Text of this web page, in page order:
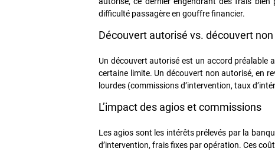
difficulté passagère en gouffre financier.
Découvert autorisé vs. découvert
Un découvert autorisé est un accord préalable
certaine limite. Un découvert non autorisé, en
lourdes (commissions d’intervention, taux
L’impact des agios et commissions
Les agios sont les intérêts prélevés par la
d’intervention, frais fixes par opération. Ces